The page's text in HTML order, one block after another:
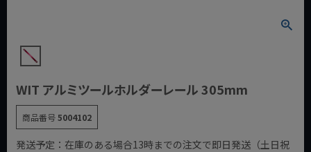
WIT アルミツールホルダーレール 305mm
商品番号5004102
発送予定：在庫のある場合13時までの注文で即日発送（土日祝